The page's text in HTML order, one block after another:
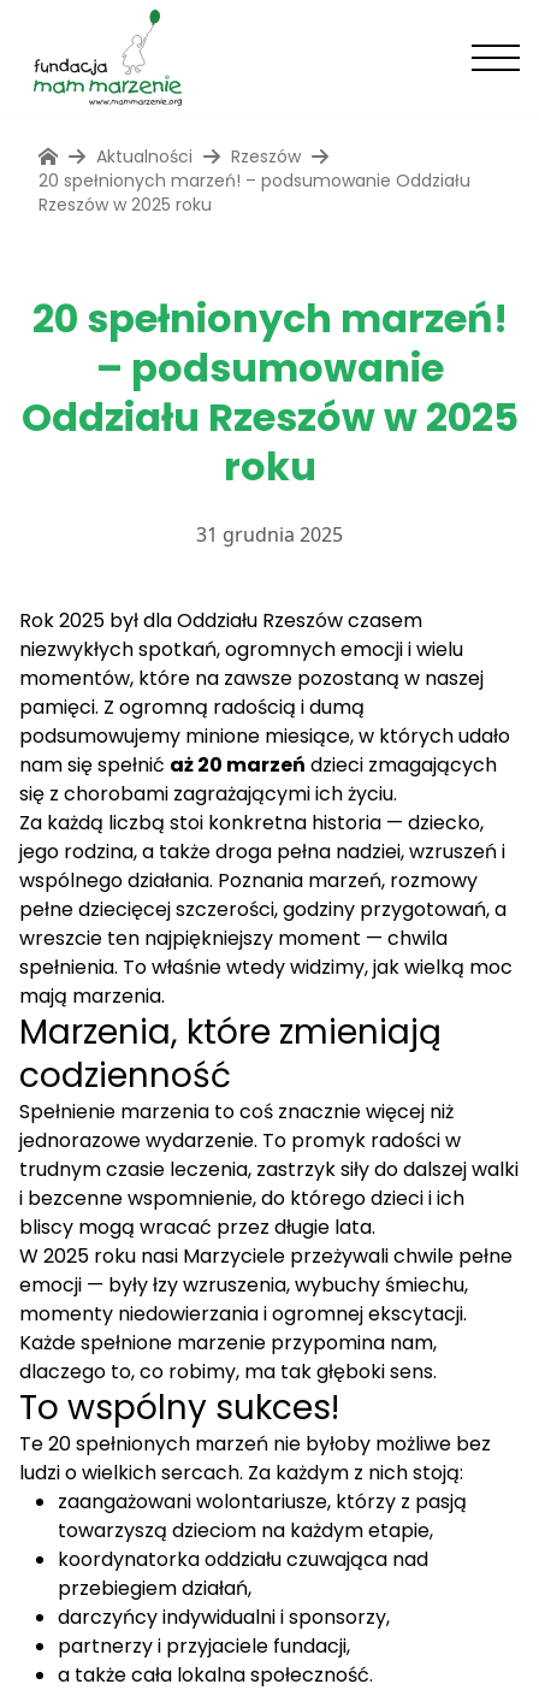
Aktualności
Rzeszów
20 spełnionych marzeń! – podsumowanie Oddziału
Rzeszów w 2025 roku
20 spełnionych marzeń!
– podsumowanie
Oddziału Rzeszów w 2025
roku
31 grudnia 2025
Rok 2025 był dla Oddziału Rzeszów czasem
niezwykłych spotkań, ogromnych emocji i wielu
momentów, które na zawsze pozostaną w naszej
pamięci. Z ogromną radością i dumą
podsumowujemy minione miesiące, w których udało
nam się spełnić aż 20 marzeń dzieci zmagających
się z chorobami zagrażającymi ich życiu.
Za każdą liczbą stoi konkretna historia — dziecko,
jego rodzina, a także droga pełna nadziei, wzruszeń i
wspólnego działania. Poznania marzeń, rozmowy
pełne dziecięcej szczerości, godziny przygotowań, a
wreszcie ten najpiękniejszy moment — chwila
spełnienia. To właśnie wtedy widzimy, jak wielką moc
mają marzenia.
Marzenia, które zmieniają
codzienność
Spełnienie marzenia to coś znacznie więcej niż
jednorazowe wydarzenie. To promyk radości w
trudnym czasie leczenia, zastrzyk siły do dalszej walki
i bezcenne wspomnienie, do którego dzieci i ich
bliscy mogą wracać przez długie lata.
W 2025 roku nasi Marzyciele przeżywali chwile pełne
emocji — były łzy wzruszenia, wybuchy śmiechu,
momenty niedowierzania i ogromnej ekscytacji.
Każde spełnione marzenie przypomina nam,
dlaczego to, co robimy, ma tak głęboki sens.
To wspólny sukces!
Te 20 spełnionych marzeń nie byłoby możliwe bez
ludzi o wielkich sercach. Za każdym z nich stoją:
zaangażowani wolontariusze, którzy z pasją
towarzyszą dzieciom na każdym etapie,
koordynatorka oddziału czuwająca nad
przebiegiem działań,
darczyńcy indywidualni i sponsorzy,
partnerzy i przyjaciele fundacji,
a także cała lokalna społeczność.